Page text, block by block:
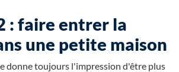
: faire entrer la
une petite maison
donne toujours l'impression d'être plus